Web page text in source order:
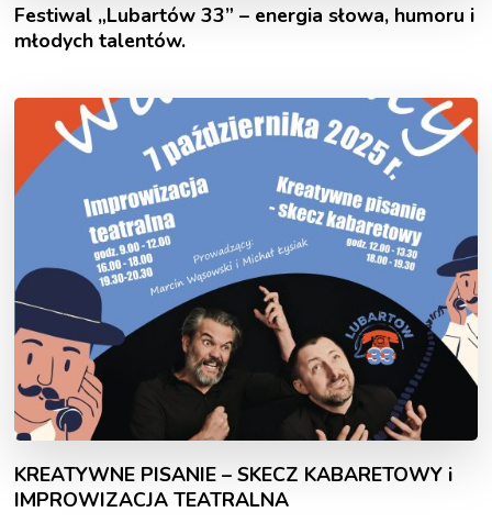
Festiwal „Lubartów 33” – energia słowa, humoru i
młodych talentów.
KREATYWNE PISANIE – SKECZ KABARETOWY i
IMPROWIZACJA TEATRALNA